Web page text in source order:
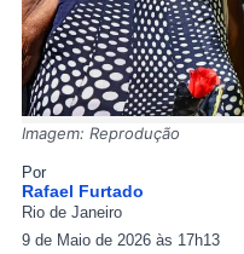
Imagem: Reprodução
Por
Rafael Furtado
Rio de Janeiro
9 de Maio de 2026 às 17h13